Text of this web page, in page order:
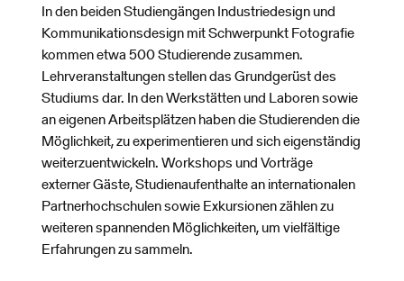
In den beiden Studiengängen Industriedesign und
Kommunikationsdesign mit Schwerpunkt Fotografie
kommen etwa 500 Studierende zusammen.
Lehrveranstaltungen stellen das Grundgerüst des
Studiums dar. In den Werkstätten und Laboren sowie
an eigenen Arbeitsplätzen haben die Studierenden die
Möglichkeit, zu experimentieren und sich eigenständig
weiterzuentwickeln. Workshops und Vorträge
externer Gäste, Studienaufenthalte an internationalen
Partnerhochschulen sowie Exkursionen zählen zu
weiteren spannenden Möglichkeiten, um vielfältige
Erfahrungen zu sammeln.